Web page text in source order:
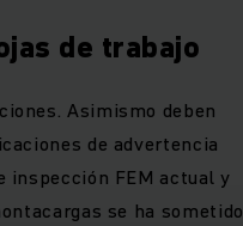
de trabajo
Asimismo deben
de advertencia
inspección FEM actual y
se ha sometido